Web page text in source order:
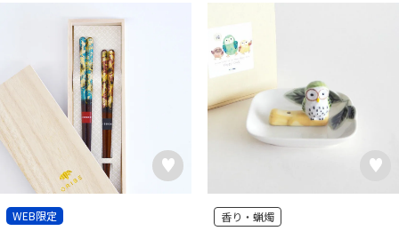
WEB限定 香り・蝋燭